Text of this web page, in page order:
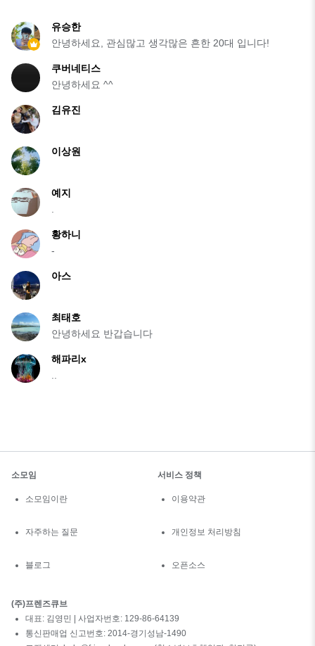
유승한
안녕하세요, 관심많고 생각많은 흔한 20대 입니다!
쿠버네티스
안녕하세요 ^^
김유진
이상원
예지
.
황하니
-
아스
최태호
안녕하세요 반갑습니다
해파리x
..
소모임
소모임이란
자주하는 질문
블로그
서비스 정책
이용약관
개인정보 처리방침
오픈소스
(주)프렌즈큐브
대표: 김영민 | 사업자번호: 129-86-64139
통신판매업 신고번호: 2014-경기성남-1490